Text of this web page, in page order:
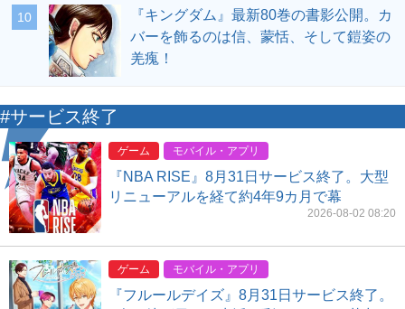
10
『キングダム』最新80巻の書影公開。カ
バーを飾るのは信、蒙恬、そして鎧姿の
羌瘣！
#サービス終了
ゲーム モバイル・アプリ
『NBA RISE』8月31日サービス終了。大型
リニューアルを経て約4年9カ月で幕
2026-08-02 08:20
ゲーム モバイル・アプリ
『フルールデイズ』8月31日サービス終了。